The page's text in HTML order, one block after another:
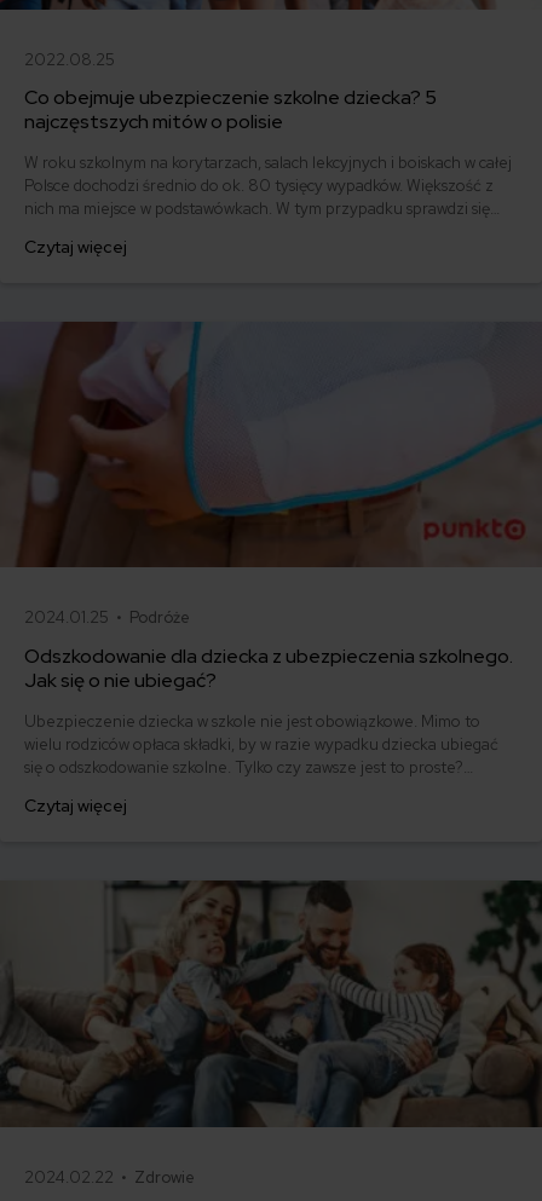
2022.08.25
Co obejmuje ubezpieczenie szkolne dziecka? 5
najczęstszych mitów o polisie
W roku szkolnym na korytarzach, salach lekcyjnych i boiskach w całej
Polsce dochodzi średnio do ok. 80 tysięcy wypadków. Większość z
nich ma miejsce w podstawówkach. W tym przypadku sprawdzi się
obejmuje? Obalamy 5 mitów o ubezpieczeniu szkolnym, czyli
Czytaj więcej
2024.01.25 • Podróże
Odszkodowanie dla dziecka z ubezpieczenia szkolnego.
Jak się o nie ubiegać?
Ubezpieczenie dziecka w szkole nie jest obowiązkowe. Mimo to
wielu rodziców opłaca składki, by w razie wypadku dziecka ubiegać
się o odszkodowanie szkolne. Tylko czy zawsze jest to proste?
odszkodowania i jak wysoką kwotę możesz otrzymać!
Czytaj więcej
2024.02.22 • Zdrowie